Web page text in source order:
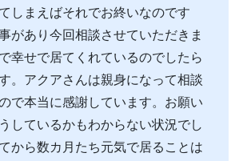
しまえばそれでお終いなのです
があり今回相談させていただきま
幸せで居てくれているのでしたら
。アクアさんは親身になって相談
で本当に感謝しています。お願い
しているかもわからない状況でし
から数カ月たち元気で居ることは